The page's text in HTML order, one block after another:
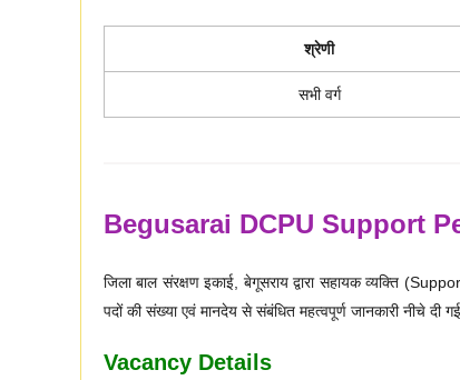
श्रेणी
सभी वर्ग
Begusarai DCPU Support
जिला बाल संरक्षण इकाई, बेगूसराय द्वारा सहायक व्यक्ति
पदों की संख्या एवं मानदेय से संबंधित महत्वपूर्ण जानकारी नीचे दी
Vacancy Details